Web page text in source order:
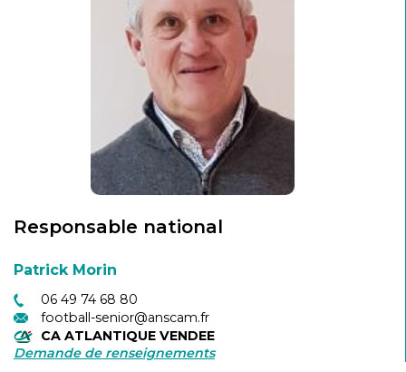
Responsable national
Patrick Morin
06 49 74 68 80
football-senior@anscam.fr
CA ATLANTIQUE VENDEE
Demande de renseignements